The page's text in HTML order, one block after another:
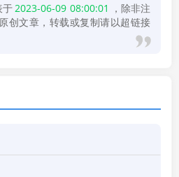
于2023-06-09 08:00:01
，除非注
原创文章，转载或复制请以超链接